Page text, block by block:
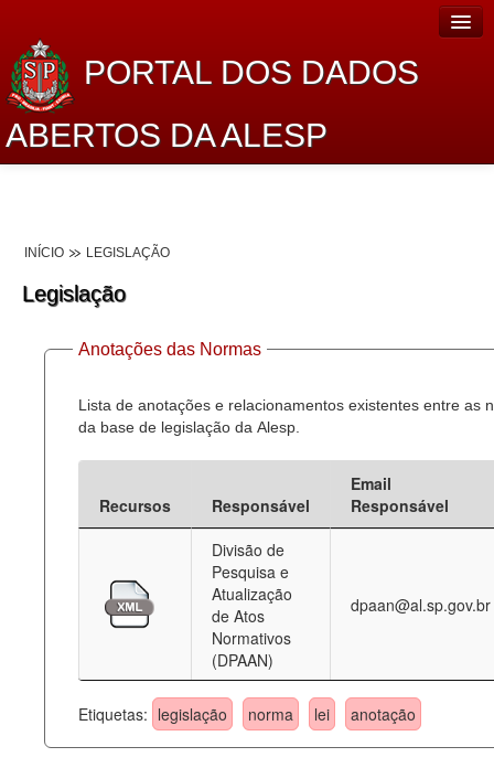
PORTAL DOS DADOS
ABERTOS DA ALESP
Dados Abertos Alesp
Lei de Acesso à Informação
Dados Governamentais Abertos
Planejamento
Deputados Estaduais
Legislação
Perguntas frequentes
Contato
INÍCIO LEGISLAÇÃO
Legislação
Anotações das Normas
Lista de anotações e relacionamentos existentes entre as
da base de legislação da Alesp.
Recursos Responsável
Email
Responsável
Divisão de
Pesquisa e
Atualização
de Atos
Normativos
(DPAAN)
dpaan@al.sp.gov.br
Etiquetas: legislação norma lei anotação